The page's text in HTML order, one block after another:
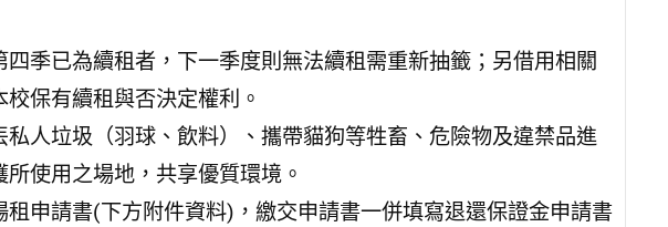
季已為續租者，下一季度則無法續租需重新抽籤；另借用相關
保有續租與否決定權利。
人垃圾（羽球、飲料）、攜帶貓狗等牲畜、危險物及違禁品進
使用之場地，共享優質環境。
申請書(下方附件資料)，繳交申請書一併填寫退還保證金申請書